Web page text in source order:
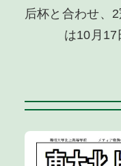
后杯と合わせ、
は10月17